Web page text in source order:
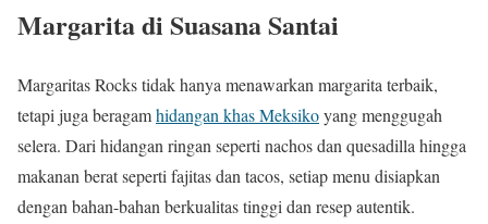
Margarita di Suasana Santai
Margaritas Rocks tidak hanya menawarkan margarita terbaik,
tetapi juga beragamhidangan khas Meksikoyang menggugah
selera. Dari hidangan ringan seperti nachos dan quesadilla hingga
makanan berat seperti fajitas dan tacos, setiap menu disiapkan
dengan bahan-bahan berkualitas tinggi dan resep autentik.